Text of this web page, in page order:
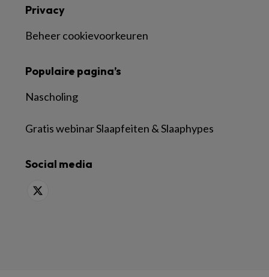
Privacy
Beheer cookievoorkeuren
Populaire pagina’s
Nascholing
Gratis webinar Slaapfeiten & Slaaphypes
Social media